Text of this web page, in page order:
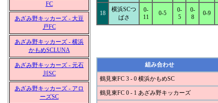
FC
あざみ野キッカーズ - 大豆
戸FC
あざみ野キッカーズ - 横浜
かもめSCLUNA
あざみ野キッカーズ - 元石
川SC
あざみ野キッカーズ - アロ
ーズSC
18
横浜SCつ
ばさ
0-
11
0-5
0-
5
0-
8
0-9
組み合わせ
鶴見東FC 3 - 0 横浜かもめSC
鶴見東FC 0 - 1 あざみ野キッカーズ